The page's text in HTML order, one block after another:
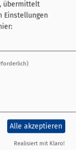
übermittelt
Einstellungen
Alle akzeptieren
Realisiert mit Klaro!